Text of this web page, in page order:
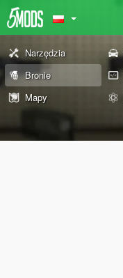
Narzędzia
Bronie
Mapy